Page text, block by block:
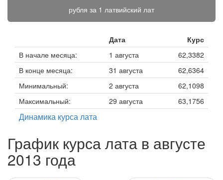
рубля за 1 латвийский лат
Дата
Курс
В начале месяца:
1 августа
62,3382
В конце месяца:
31 августа
62,6364
Минимальный:
2 августа
62,1098
Максимальный:
29 августа 63,1756
Динамика курса лата
График курса лата в августе
2013 года